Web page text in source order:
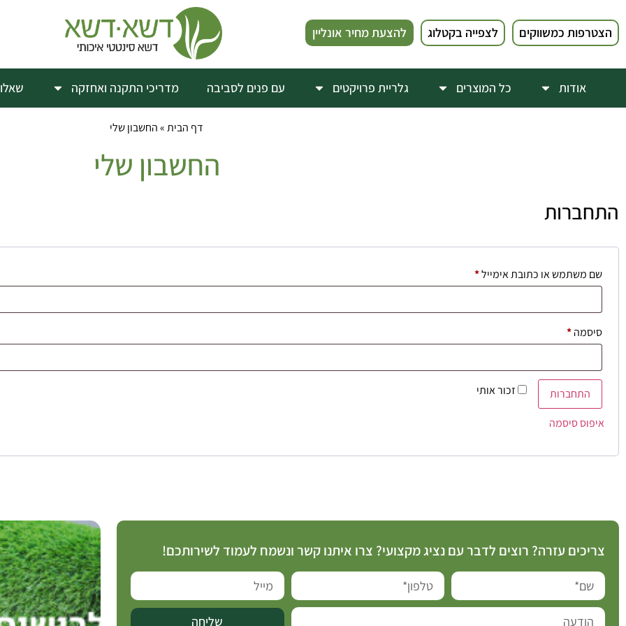
הצטרפות כמשווקים לצפייה בקטלוג להצעת מחיר אונליין
אודות כל המוצרים גלריית פרויקטים עם פנים לסביבה מדריכי התקנה ואחזקה
דף הבית»החשבון שלי
החשבון שלי
התחברות
שם משתמש או כתובת אימייל*
סיסמה*
זכור אותי
התחברות
איפוס סיסמה
צריכים עזרה? רוצים לדבר עם נציג מקצועי? צרו איתנו קשר ונשמח לעמוד לשירותכם!
שליחה